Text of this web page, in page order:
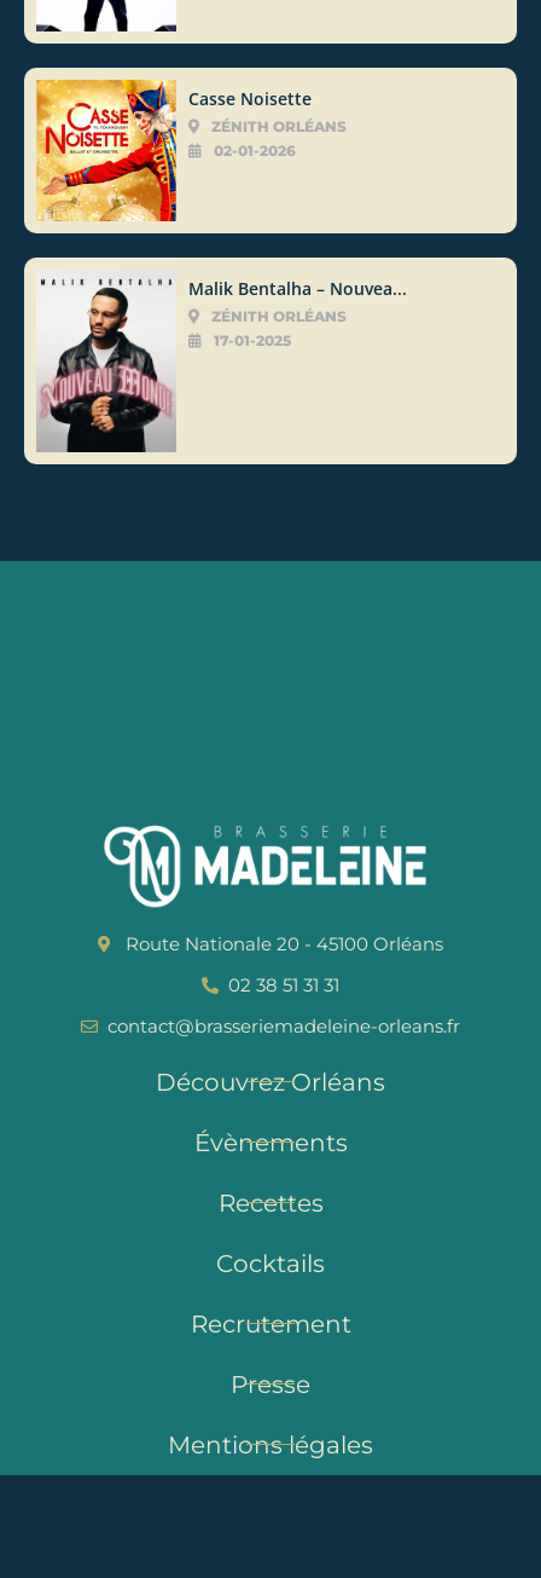
Casse Noisette
ZÉNITH ORLÉANS
02-01-2026
Malik Bentalha – Nouvea...
ZÉNITH ORLÉANS
17-01-2025
Route Nationale 20 - 45100 Orléans
02 38 51 31 31
contact@brasseriemadeleine-orleans.fr
Découvrez Orléans
Évènements
Recettes
Cocktails
Recrutement
Presse
Mentions légales